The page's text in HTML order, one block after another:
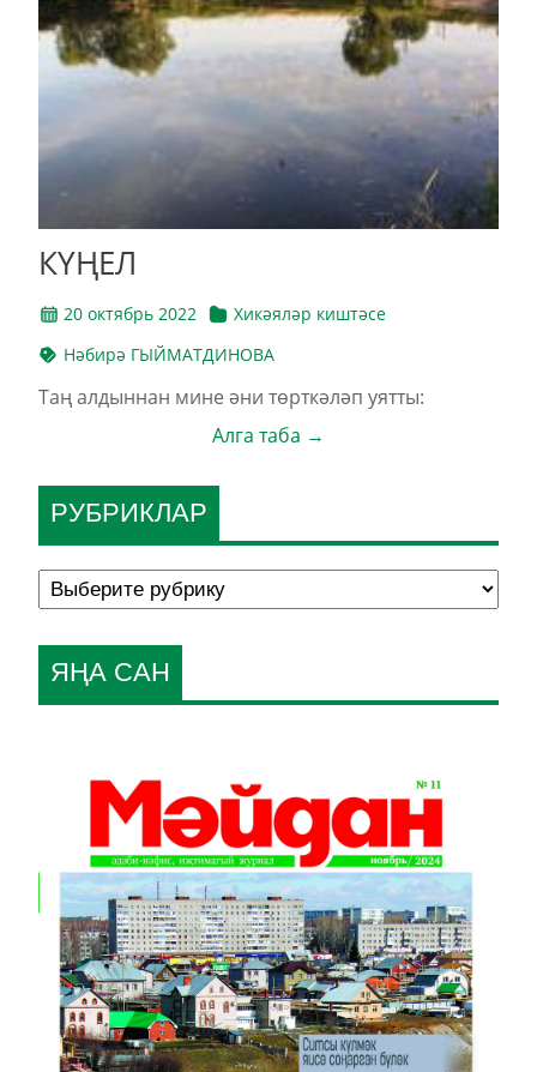
КҮҢЕЛ
20 октябрь 2022
Хикәяләр киштәсе
Нәбирә ГЫЙМАТДИНОВА
Таң алдыннан мине әни төрткәләп уятты:
Алга таба →
РУБРИКЛАР
ЯҢА САН